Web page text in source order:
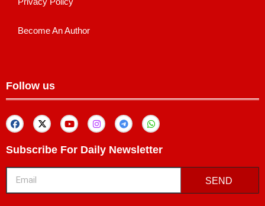
Become An Author
Follow us
Subscribe For Daily Newsletter
SEND